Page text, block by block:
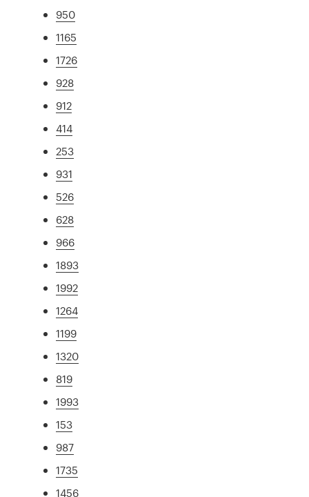
950
1165
1726
928
912
414
253
931
526
628
966
1893
1992
1264
1199
1320
819
1993
153
987
1735
1456